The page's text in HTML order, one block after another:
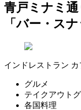
青戸ミナミ
「バー・ス
インドレストラン
グルメ
テイクアウト
各国料理